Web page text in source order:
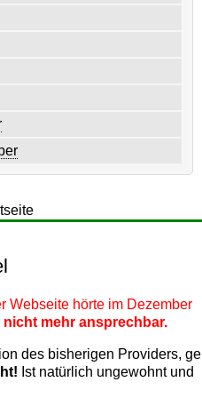
Webseite hörte im Dezember
nicht mehr ansprechbar.
des bisherigen Providers,
Ist natürlich ungewohnt und